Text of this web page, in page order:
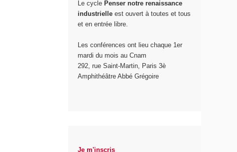
Le cycle Penser notre renaissance
industrielleest ouvert à toutes et tous
et en entrée libre.
Les conférences ont lieu chaque 1er
mardi du mois au Cnam
292, rue Saint-Martin, Paris 3è
Amphithéâtre Abbé Grégoire
Je m'inscris